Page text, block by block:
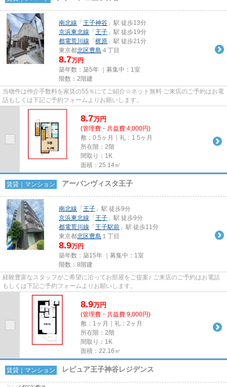
南北線 「 王子神谷 」駅 徒歩13分
京浜東北線 「 王子 」駅 徒歩19分
都電荒川線 「 梶原 」駅 徒歩21分
東京都北区豊島 ４丁目
8.7万円
築年数：築5年 ｜募集中： 1室
階数：2階建
当物件は仲介手数料を家賃の55％にてご紹介☆ネット無料 ご来店のご予約はお電
話もしくは下記ご予約フォームよりお願いします。
8.7万円
(管理費・共益費 4,000円)
敷：0.5ヶ月｜礼：1.5ヶ月
所在階：2階
間取り：1K
面積：25.14㎡
賃貸｜マンション アーバンヴィスタ王子
南北線 「 王子 」駅 徒歩9分
京浜東北線 「 王子 」駅 徒歩9分
都電荒川線 「 王子駅前 」駅 徒歩11分
東京都北区豊島 １丁目
8.9万円
築年数：築15年 ｜募集中： 1室
階数：8階建
経験豊富なスタッフがご希望に沿ってお部屋をご提案♪ ご来店のご予約はお電話
もしくは下記ご予約フォームよりお願いします。
8.9万円
(管理費・共益費 9,000円)
敷：1ヶ月｜礼：2ヶ月
所在階：2階
間取り：1K
面積：22.16㎡
賃貸｜マンション レピュア王子神谷レジデンス